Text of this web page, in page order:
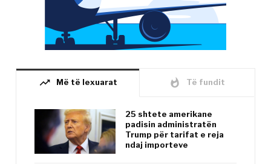
trending_up Më të lexuarat whatshot Të fundit
25 shtete amerikane
padisin administratën
Trump për tarifat e reja
ndaj importeve